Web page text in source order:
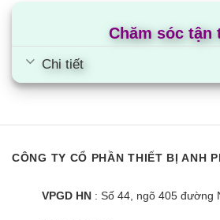
Chăm sóc tận
Chi tiết
CÔNG TY CỔ PHẦN THIẾT BỊ ANH
VPGD HN : Số 44, ngõ 405 đường